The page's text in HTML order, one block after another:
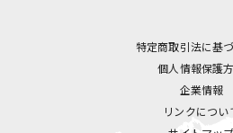
特定商取引法に基
個人情報保護
企業情報
リンクについ